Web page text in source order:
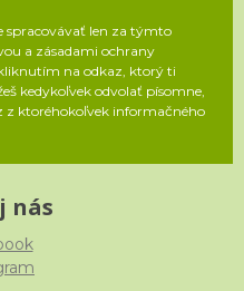
spracovávať len za týmto
a zásadami ochrany
na odkaz, ktorý ti
kedykoľvek odvolať písomne,
ktoréhokoľvek informačného
nás